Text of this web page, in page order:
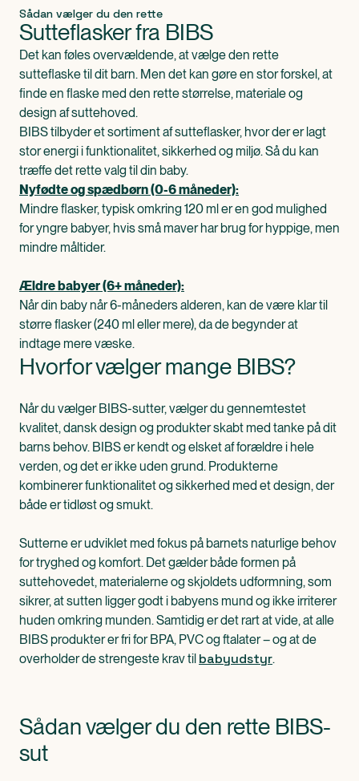
Sådan vælger du den rette
Sutteflasker fra BIBS
Det kan føles overvældende, at vælge den rette
sutteflaske til dit barn. Men det kan gøre en stor forskel, at
finde en flaske med den rette størrelse, materiale og
design af suttehoved.
BIBS tilbyder et sortiment af sutteflasker, hvor der er lagt
stor energi i funktionalitet, sikkerhed og miljø. Så du kan
træffe det rette valg til din baby.
Nyfødte og spædbørn (0-6 måneder):
Mindre flasker, typisk omkring 120 ml er en god mulighed
for yngre babyer, hvis små maver har brug for hyppige, men
mindre måltider.
Ældre babyer (6+ måneder):
Når din baby når 6-måneders alderen, kan de være klar til
større flasker (240 ml eller mere), da de begynder at
indtage mere væske.
Hvorfor vælger mange BIBS?
Når du vælger BIBS-sutter, vælger du gennemtestet
kvalitet, dansk design og produkter skabt med tanke på dit
barns behov. BIBS er kendt og elsket af forældre i hele
verden, og det er ikke uden grund. Produkterne
kombinerer funktionalitet og sikkerhed med et design, der
både er tidløst og smukt.
Sutterne er udviklet med fokus på barnets naturlige behov
for tryghed og komfort. Det gælder både formen på
suttehovedet, materialerne og skjoldets udformning, som
sikrer, at sutten ligger godt i babyens mund og ikke irriterer
huden omkring munden. Samtidig er det rart at vide, at alle
BIBS produkter er fri for BPA, PVC og ftalater – og at de
overholder de strengeste krav til babyudstyr.
Sådan vælger du den rette BIBS-
sut